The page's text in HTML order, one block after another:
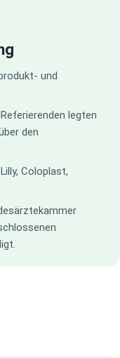
und
legten
den
Coloplast,